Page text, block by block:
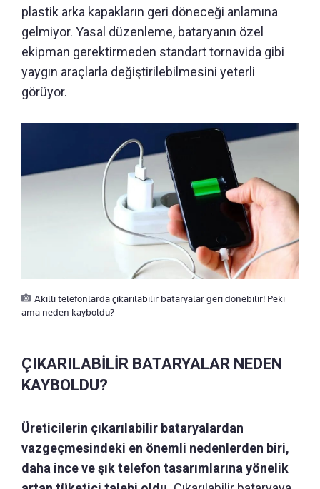
plastik arka kapakların geri döneceği anlamına
gelmiyor. Yasal düzenleme, bataryanın özel
ekipman gerektirmeden standart tornavida gibi
yaygın araçlarla değiştirilebilmesini yeterli
görüyor.
Akıllı telefonlarda çıkarılabilir bataryalar geri dönebilir! Peki
ama neden kayboldu?
ÇIKARILABİLİR BATARYALAR NEDEN
KAYBOLDU?
Üreticilerin çıkarılabilir bataryalardan
vazgeçmesindeki en önemli nedenlerden biri,
daha ince ve şık telefon tasarımlarına yönelik